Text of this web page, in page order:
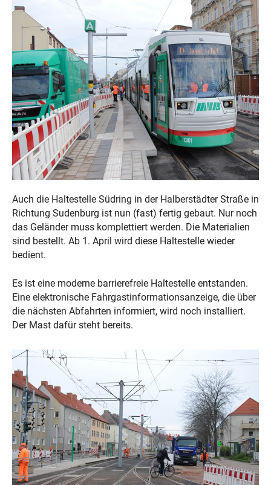
Auch die Haltestelle Südring in der Halberstädter Straße in
Richtung Sudenburg ist nun (fast) fertig gebaut. Nur noch
das Geländer muss komplettiert werden. Die Materialien
sind bestellt. Ab 1. April wird diese Haltestelle wieder
bedient.
Es ist eine moderne barrierefreie Haltestelle entstanden.
Eine elektronische Fahrgastinformationsanzeige, die über
die nächsten Abfahrten informiert, wird noch installiert.
Der Mast dafür steht bereits.